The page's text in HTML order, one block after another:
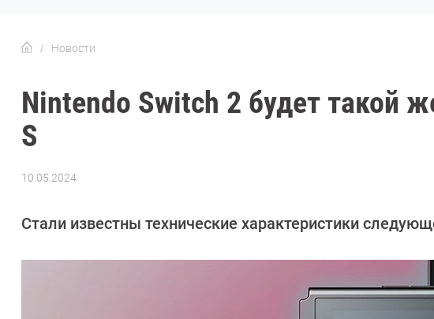
Новости
Nintendo Switch 2 будет такой
S
10.05.2024
Довлатова
Стали известны технические характеристики